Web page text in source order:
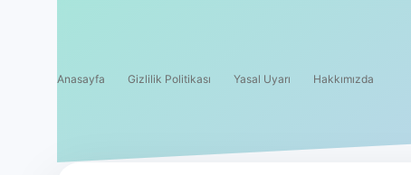
Anasayfa Gizlilik Politikası Yasal Uyarı Hakkımızda